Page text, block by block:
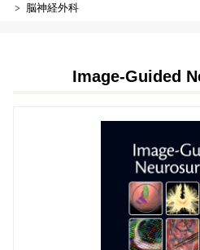
脳神経外科
Image-Guided